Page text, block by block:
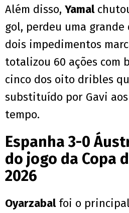
Além disso, Yamal
gol, perdeu uma grande
dois impedimentos
totalizou 60 ações com
cinco dos oito dribles
substituído por Gavi
tempo.
Espanha 3-0
do jogo da Copa
2026
Oyarzabalfoi o